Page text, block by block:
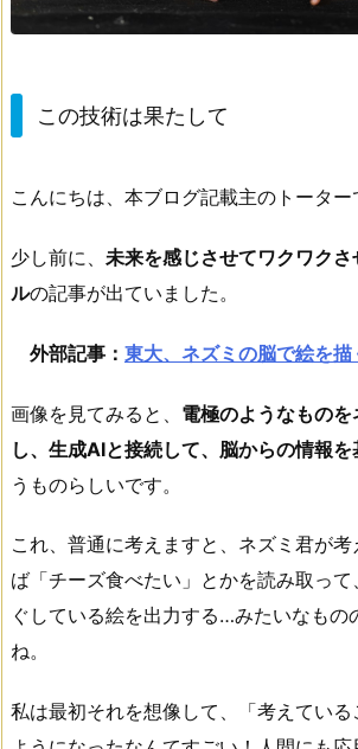
この技術は果たして
こんにちは、本ブログ記載主のトーター
少し前に、 未来を感じさせてワクワクさ
ルの記事が出ていました。
外部記事： 東大、ネズミの脳で絵を
画像を見てみると、 電極のようなもの
し、生成AIと接続して、脳からの情報を
うものらしいです。
これ、普通に考えますと、ネズミ君が
ば「チーズ食べたい」とかを読み取っ
ぐしている絵を出力する…みたいなもの
ね。
私は最初それを想像して、「考えている